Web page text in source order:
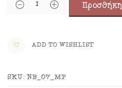
Προσθήκη
ADD TO WISHLIST
SKU: NB_07_MP